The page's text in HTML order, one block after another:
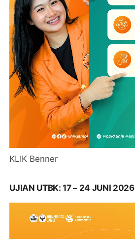
KLIK Benner
UJIAN UTBK: 17 – 24 JUNI 2026